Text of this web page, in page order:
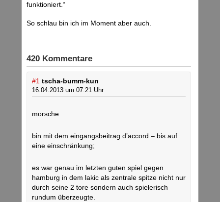
funktioniert.“
So schlau bin ich im Moment aber auch.
420 Kommentare
#1 tscha-bumm-kun
16.04.2013 um 07:21 Uhr
morsche
bin mit dem eingangsbeitrag d’accord – bis auf
eine einschränkung;
es war genau im letzten guten spiel gegen
hamburg in dem lakic als zentrale spitze nicht nur
durch seine 2 tore sondern auch spielerisch
rundum überzeugte.